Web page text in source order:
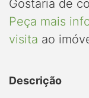
Gostaria de
Peça mais
visita ao
Descrição